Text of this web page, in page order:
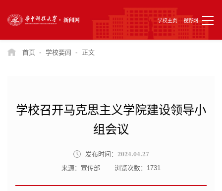
学校主页 视野网
首页 - 学校要闻 - 正文
学校召开马克思主义学院建设领导小
组会议
发布时间： 2024.04.27
来源：宣传部 浏览次数： 1731